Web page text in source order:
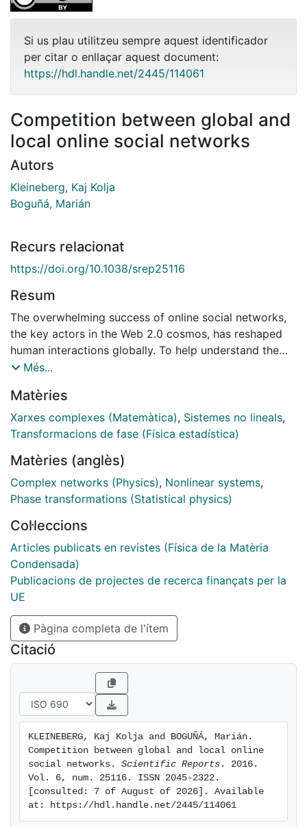
Si us plau utilitzeu sempre aquest identificador
per citar o enllaçar aquest document:
https://hdl.handle.net/2445/114061
Competition between global and
local online social networks
Autors
Kleineberg, Kaj Kolja
Boguñá, Marián
Recurs relacionat
https://doi.org/10.1038/srep25116
Resum
The overwhelming success of online social networks,
the key actors in the Web 2.0 cosmos, has reshaped
human interactions globally. To help understand the
fundamental mechanisms which determine the fate of
the digital world as a complex ecosystem of
interacting networks. In this paper, we study the
impact of heterogeneity in network fitnesses on the
Facebook, and local services. The higher fitness of
international networks is induced by their ability to
attract users from all over the world, which can then
local networks. In other words, inter-country social ties
lead to increased fitness of the international network.
To study the competition between an international
network and local ones, we construct a 1:1000 scale
model of the digital world, consisting of the 80
countries with the most Internet users. Under certain
conditions, this leads to the extinction of local
networks; whereas under different conditions, local
networks can persist and even dominate completely. In
particular, our model suggests that, with the
parameters that best reproduce the empirical overtake
of Facebook, this overtake could have not taken place
Més...
Matèries
Xarxes complexes (Matemàtica), Sistemes no lineals,
Transformacions de fase (Física estadística)
Matèries (anglès)
Complex networks (Physics), Nonlinear systems,
Phase transformations (Statistical physics)
Col·leccions
Articles publicats en revistes (Física de la Matèria
Condensada)
Publicacions de projectes de recerca finançats per la
UE
Pàgina completa de l'ítem
Citació
KLEINEBERG, Kaj Kolja and BOGUÑÁ, Marián.
Competition between global and local online
social networks. Scientific Reports . 2016.
Vol. 6, num. 25116. ISSN 2045-2322.
[consulted: 7 of August of 2026]. Available
at: https://hdl.handle.net/2445/114061